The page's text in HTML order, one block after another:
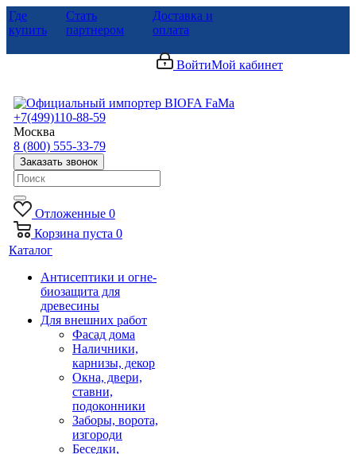
Где
купить
Стать
партнером
Доставка и
оплата
ВойтиМой кабинет
+7(499)110-88-59
Москва
8 (800) 555-33-79
Заказать звонок
Отложенные 0
Корзина пуста 0
Каталог
Антисептики и огне-
биозащита для
древесины
Для внешних работ
Фасад дома
Наличники,
карнизы, декор
Окна, двери,
ставни,
подоконники
Заборы, ворота,
изгороди
Беседки,